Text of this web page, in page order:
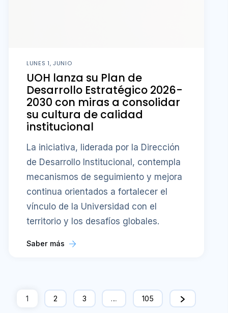
LUNES 1, JUNIO
UOH lanza su Plan de
Desarrollo Estratégico 2026-
2030 con miras a consolidar
su cultura de calidad
institucional
La iniciativa, liderada por la Dirección
de Desarrollo Institucional, contempla
mecanismos de seguimiento y mejora
continua orientados a fortalecer el
vínculo de la Universidad con el
territorio y los desafíos globales.
Saber más
1 2 3 … 105